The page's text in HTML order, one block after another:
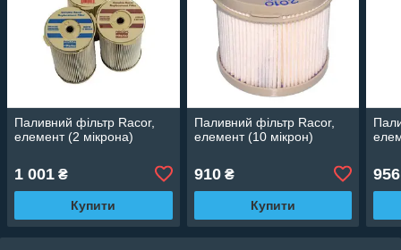
Паливний фільтр Racor,
елемент (2 мікрона)
1 001 ₴
Купити
Паливний фільтр Racor,
елемент (10 мікрон)
910₴
Купити
956